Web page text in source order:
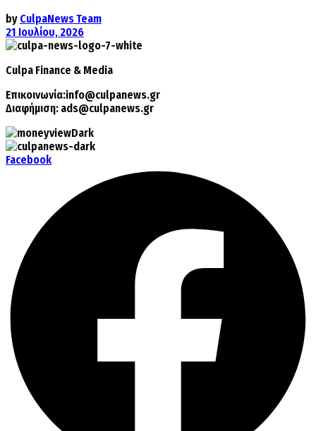
by CulpaNews Team
21 Ιουλίου, 2026
Culpa Finance & Media
Επικοινωνία:info@culpanews.gr
Διαφήμιση: ads@culpanews.gr
Facebook